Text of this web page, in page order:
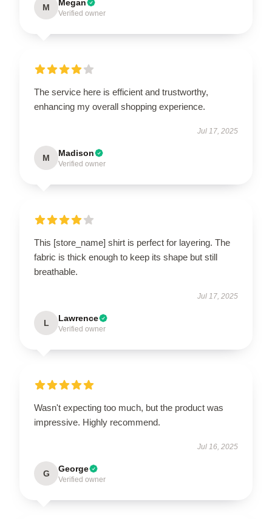
M Megan
Verified owner
The service here is efficient and trustworthy,
enhancing my overall shopping experience.
Jul 17, 2025
M Madison
Verified owner
This [store_name] shirt is perfect for layering. The
fabric is thick enough to keep its shape but still
breathable.
Jul 17, 2025
L Lawrence
Verified owner
Wasn't expecting too much, but the product was
impressive. Highly recommend.
Jul 16, 2025
G George
Verified owner